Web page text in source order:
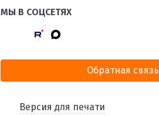
МЫ В СОЦСЕТЯХ
Обратная связь
Версия для печати